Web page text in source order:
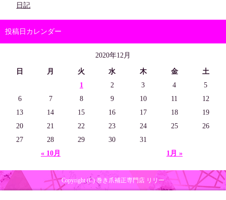
日記
投稿日カレンダー
2020年12月
日 月 火 水 木 金 土
« 10月 1月 »
1 2 3 4
5
6
7 8 9 10 11
12
13
14 15 16 17 18
19
20
21 22 23 24 25
26
27
28 29 30 31
Copyright (C) 巻き爪補正専門店 リリー